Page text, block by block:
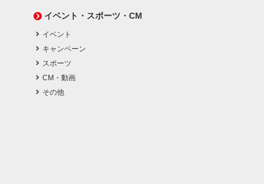
イベント・スポーツ・CM
イベント
キャンペーン
スポーツ
CM・動画
その他